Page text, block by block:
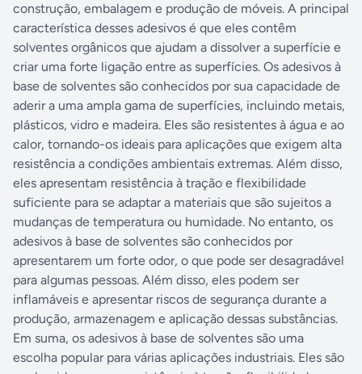
construção, embalagem e produção de móveis. A principal
característica desses adesivos é que eles contêm
solventes orgânicos que ajudam a dissolver a superfície e
criar uma forte ligação entre as superfícies. Os adesivos à
base de solventes são conhecidos por sua capacidade de
aderir a uma ampla gama de superfícies, incluindo metais,
plásticos, vidro e madeira. Eles são resistentes à água e ao
calor, tornando-os ideais para aplicações que exigem alta
resistência a condições ambientais extremas. Além disso,
eles apresentam resistência à tração e flexibilidade
suficiente para se adaptar a materiais que são sujeitos a
mudanças de temperatura ou humidade. No entanto, os
adesivos à base de solventes são conhecidos por
apresentarem um forte odor, o que pode ser desagradável
para algumas pessoas. Além disso, eles podem ser
inflamáveis e apresentar riscos de segurança durante a
produção, armazenagem e aplicação dessas substâncias.
Em suma, os adesivos à base de solventes são uma
escolha popular para várias aplicações industriais. Eles são